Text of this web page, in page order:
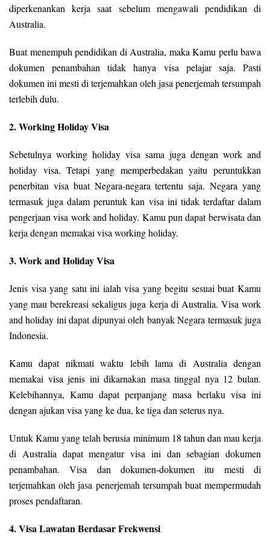
diperkenankan kerja saat sebelum mengawali pendidikan di
Australia.
Buat menempuh pendidikan di Australia, maka Kamu perlu bawa
dokumen penambahan tidak hanya visa pelajar saja. Pasti
dokumen ini mesti di terjemahkan oleh jasa penerjemah tersumpah
terlebih dulu.
2. Working Holiday Visa
Sebetulnya working holiday visa sama juga dengan work and
holiday visa. Tetapi yang memperbedakan yaitu peruntukkan
penerbitan visa buat Negara-negara tertentu saja. Negara yang
termasuk juga dalam peruntuk kan visa ini tidak terdaftar dalam
pengerjaan visa work and holiday. Kamu pun dapat berwisata dan
kerja dengan memakai visa working holiday.
3. Work and Holiday Visa
Jenis visa yang satu ini ialah visa yang begitu sesuai buat Kamu
yang mau berekreasi sekaligus juga kerja di Australia. Visa work
and holiday ini dapat dipunyai oleh banyak Negara termasuk juga
Indonesia.
Kamu dapat nikmati waktu lebih lama di Australia dengan
memakai visa jenis ini dikarnakan masa tinggal nya 12 bulan.
Kelebihannya, Kamu dapat perpanjang masa berlaku visa ini
dengan ajukan visa yang ke dua, ke tiga dan seterus nya.
Untuk Kamu yang telah berusia minimum 18 tahun dan mau kerja
di Australia dapat mengatur visa ini dan sebagian dokumen
penambahan. Visa dan dokumen-dokumen itu mesti di
terjemahkan oleh jasa penerjemah tersumpah buat mempermudah
proses pendaftaran.
4. Visa Lawatan Berdasar Frekwensi